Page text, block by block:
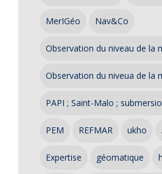
MerIGéo Nav&Co
Observation du niveau de la
Observation du niveua de la
PAPI ; Saint-Malo ;
PEM REFMAR ukho
Expertise géomatique